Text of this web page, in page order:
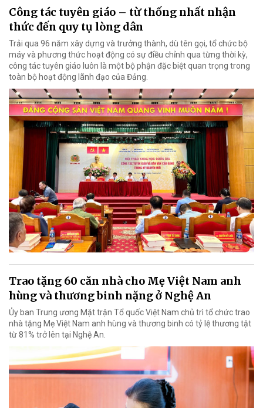
Công tác tuyên giáo – từ thống nhất nhận
thức đến quy tụ lòng dân
Trải qua 96 năm xây dựng và trưởng thành, dù tên gọi, tổ chức bộ
máy và phương thức hoạt động có sự điều chỉnh qua từng thời kỳ,
công tác tuyên giáo luôn là một bộ phận đặc biệt quan trọng trong
toàn bộ hoạt động lãnh đạo của Đảng.
Trao tặng 60 căn nhà cho Mẹ Việt Nam anh
hùng và thương binh nặng ở Nghệ An
Ủy ban Trung ương Mặt trận Tổ quốc Việt Nam chủ trì tổ chức trao
nhà tặng Mẹ Việt Nam anh hùng và thương binh có tỷ lệ thương tật
từ 81% trở lên tại Nghệ An.